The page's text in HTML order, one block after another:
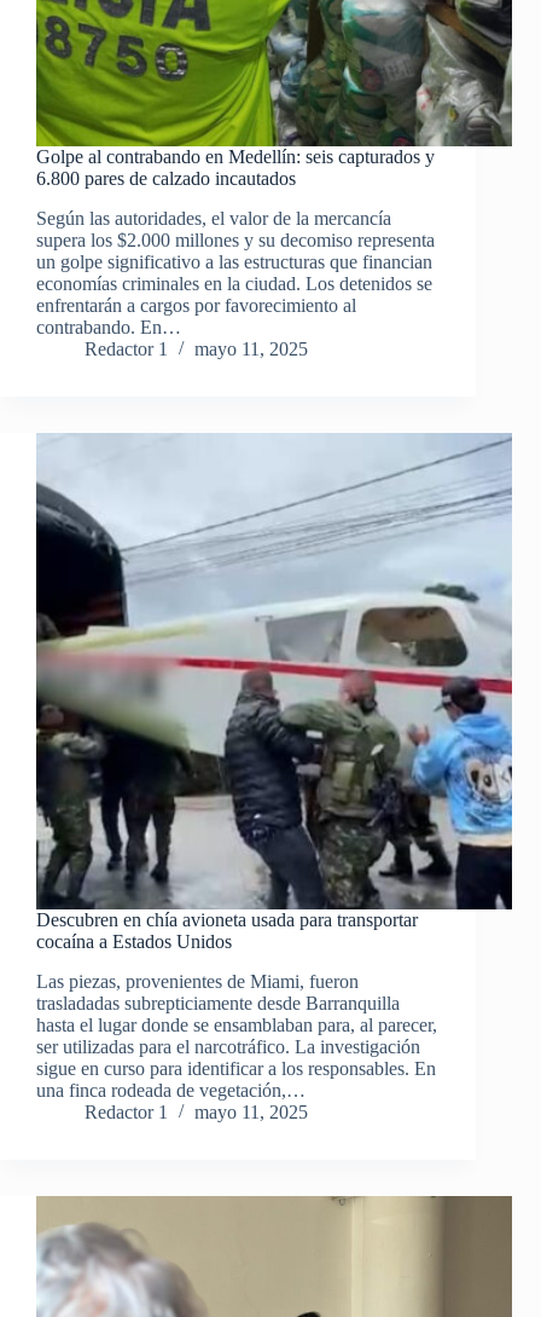
Golpe al contrabando en Medellín: seis capturados y
6.800 pares de calzado incautados
Según las autoridades, el valor de la mercancía
supera los $2.000 millones y su decomiso representa
un golpe significativo a las estructuras que financian
economías criminales en la ciudad. Los detenidos se
enfrentarán a cargos por favorecimiento al
contrabando. En…
Redactor 1
mayo 11, 2025
Descubren en chía avioneta usada para transportar
cocaína a Estados Unidos
Las piezas, provenientes de Miami, fueron
trasladadas subrepticiamente desde Barranquilla
hasta el lugar donde se ensamblaban para, al parecer,
ser utilizadas para el narcotráfico. La investigación
sigue en curso para identificar a los responsables. En
una finca rodeada de vegetación,…
Redactor 1
mayo 11, 2025